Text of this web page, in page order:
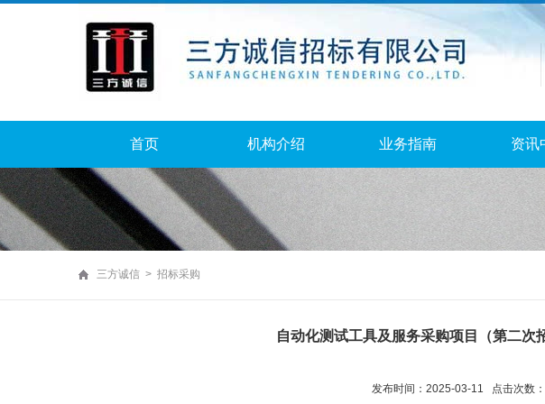
首页 机构介绍 业务指南 资讯
三方诚信 > 招标采购
自动化测试工具及服务采购项目（第二次
发布时间：2025-03-11 点击次数